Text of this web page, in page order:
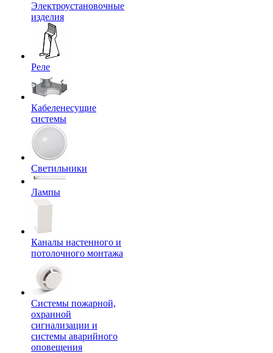
Электроустановочные
изделия
Реле
Кабеленесущие
системы
Светильники
Лампы
Каналы настенного и
потолочного монтажа
Системы пожарной,
охранной
сигнализации и
системы аварийного
оповещения